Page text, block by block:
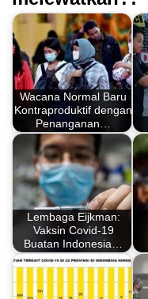
Wacana Normal Baru
Kontraproduktif dengan
Penanganan…
Lembaga Eijkman:
Vaksin Covid-19
Buatan Indonesia…